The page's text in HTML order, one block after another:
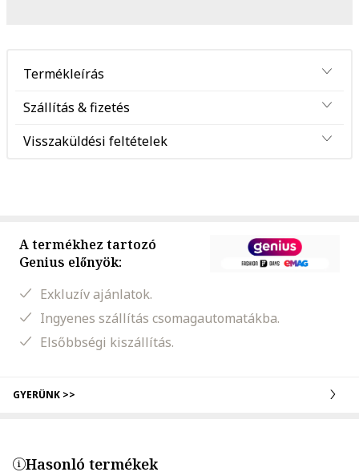
Termékleírás
Szállítás & fizetés
Visszaküldési feltételek
A termékhez tartozó
Genius előnyök:
Exkluzív ajánlatok.
Ingyenes szállítás csomagautomatákba.
Elsőbbségi kiszállítás.
GYERÜNK >>
Hasonló termékek